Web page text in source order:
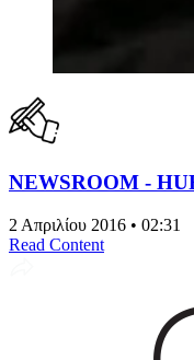
NEWSROOM -
2 Απριλίου 2016 • 02:31
Read Content